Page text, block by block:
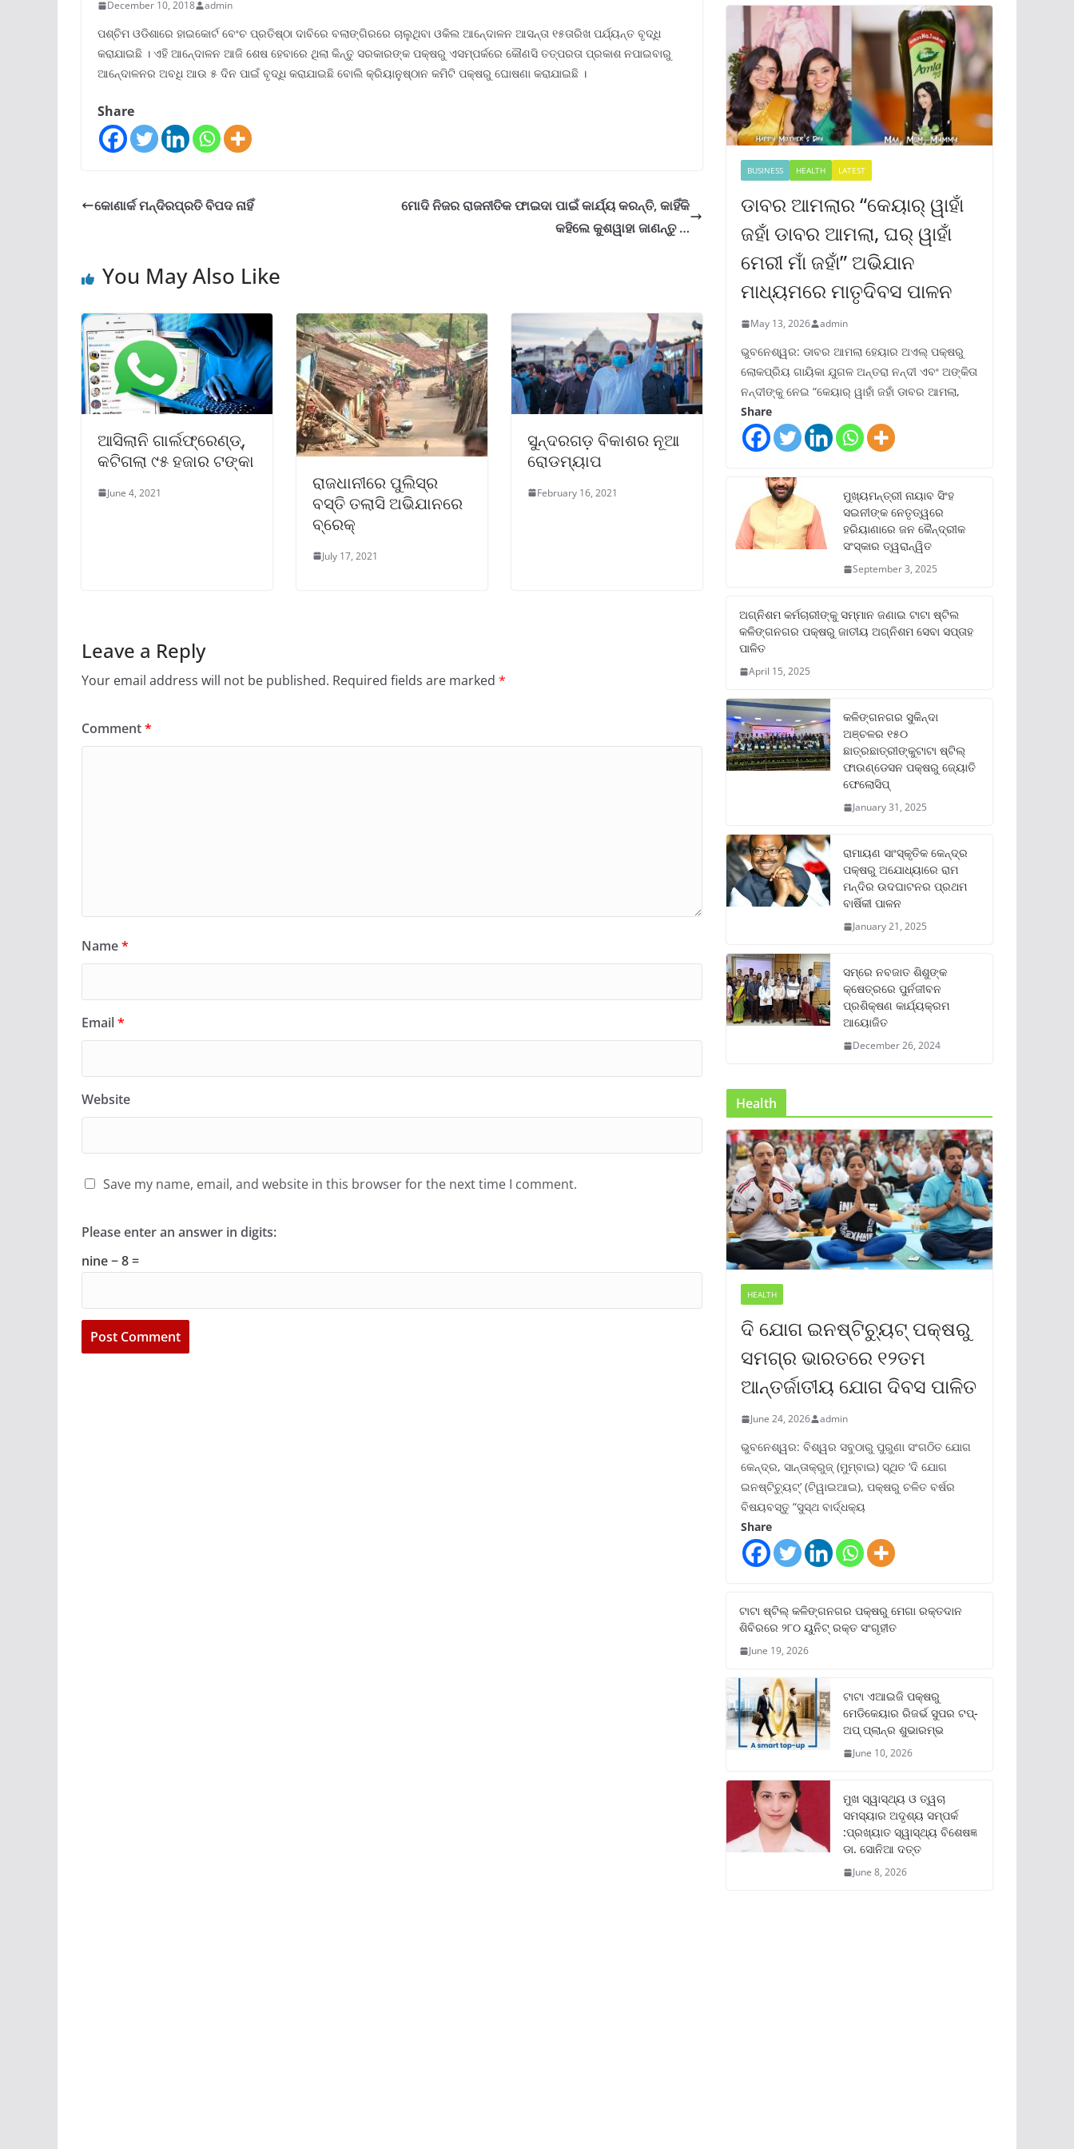
December 10, 2018 admin
ପଶ୍ଚିମ ଓଡିଶାରେ ହାଇକୋର୍ଟ ବେଂଚ ପ୍ରତିଷ୍ଠା ଦାବିରେ ବଲାଙ୍ଗିରରେ ଚାଲୁଥିବା ଓକିଲ ଆନେ୍ଦାଳନ ଆସନ୍ତା ୧୫ତାରିଖ ପର୍ଯ୍ୟନ୍ତ ବୃଦ୍ଧି
କରାଯାଇଛି । ଏହି ଆନେ୍ଦାଳନ ଆଜି ଶେଷ ହେବାରେ ଥିଲା କିନ୍ତୁ ସରକାରଙ୍କ ପକ୍ଷରୁ ଏସମ୍ପର୍କରେ କୌଣସି ତତ୍ପରତା ପ୍ରକାଶ ନପାଇବାରୁ
ଆନେ୍ଦାଳନର ଅବଧି ଆଉ ୫ ଦିନ ପାଇଁ ବୃଦ୍ଧି କରାଯାଇଛି ବୋଲି କ୍ରିୟାନୁଷ୍ଠାନ କମିଟି ପକ୍ଷରୁ ଘୋଷଣା କରାଯାଇଛି ।
Share
କୋଣାର୍କ ମନ୍ଦିରପ୍ରତି ବିପଦ ନାହିଁ
ମୋଦି ନିଜର ରାଜନୀତିକ ଫାଇଦା ପାଇଁ କାର୍ଯ୍ୟ କରନ୍ତି, କାହିଁକି
କହିଲେ କୁଶୱାହା ଜାଣନ୍ତୁ …
You May Also Like
ଆସିଲାନି ଗାର୍ଲଫ୍ରେଣ୍ଡ୍‌,
କଟିଗଲା ୯୫ ହଜାର ଟଙ୍କା
June 4, 2021
ରାଜଧାନୀରେ ପୁଲିସ୍‌ର
ବସ୍ତି ତଲାସି ଅଭିଯାନରେ
ବ୍ରେକ୍‌
July 17, 2021
ସୁନ୍ଦରଗଡ଼ ବିକାଶର ନୂଆ
ରୋଡମ୍ୟାପ
February 16, 2021
Leave a Reply
Your email address will not be published. Required fields are marked *
Comment*
Name*
Email*
Website
Save my name, email, and website in this browser for the next time I comment.
Please enter an answer in digits:
nine − 8 =
BUSINESS HEALTH LATEST
ଡାବର ଆମଲାର “କେୟାର୍ ୱାହାଁ
ଜହାଁ ଡାବର ଆମଲା, ଘର୍ ୱାହାଁ
ମେରୀ ମାଁ ଜହାଁ” ଅଭିଯାନ
ମାଧ୍ୟମରେ ମାତୃଦିବସ ପାଳନ
May 13, 2026 admin
ଭୁବନେଶ୍ୱର: ଡାବର ଆମଲା ହେୟାର ଅଏଲ୍ ପକ୍ଷରୁ
ଲୋକପ୍ରିୟ ଗାୟିକା ଯୁଗଳ ଅନ୍ତରା ନନ୍ଦୀ ଏବଂ ଅଙ୍କିତା
ନନ୍ଦୀଙ୍କୁ ନେଇ “କେୟାର୍ ୱାହାଁ ଜହାଁ ଡାବର ଆମଲା,
Share
ମୁଖ୍ୟମନ୍ତ୍ରୀ ନାୟାବ ସିଂହ
ସଇନୀଙ୍କ ନେତୃତ୍ୱରେ
ହରିୟାଣାରେ ଜନ କୈନ୍ଦ୍ରୀକ
ସଂସ୍କାର ତ୍ୱରାନ୍ୱିତ
September 3, 2025
ଅଗ୍ନିଶମ କର୍ମଚାରୀଙ୍କୁ ସମ୍ମାନ ଜଣାଇ ଟାଟା ଷ୍ଟିଲ
କଳିଙ୍ଗନଗର ପକ୍ଷରୁ ଜାତୀୟ ଅଗ୍ନିଶମ ସେବା ସପ୍ତାହ
ପାଳିତ
April 15, 2025
କଳିଙ୍ଗନଗର ସୁକିନ୍ଦା
ଅଞ୍ଚଳର ୧୫୦
ଛାତ୍ରଛାତ୍ରୀଙ୍କୁଟାଟା ଷ୍ଟିଲ୍
ଫାଉଣ୍ଡେସନ ପକ୍ଷରୁ ଜ୍ୟୋତି
ଫେଲୋସିପ୍‌
January 31, 2025
ରାମାୟଣ ସାଂସ୍କୃତିକ କେନ୍ଦ୍ର
ପକ୍ଷରୁ ଅଯୋଧ୍ୟାରେ ରାମ
ମନ୍ଦିର ଉଦଘାଟନର ପ୍ରଥମ
ବାର୍ଷିକୀ ପାଳନ
January 21, 2025
ସମ୍‌ରେ ନବଜାତ ଶିଶୁଙ୍କ
କ୍ଷେତ୍ରରେ ପୁର୍ନଜୀବନ
ପ୍ରଶିକ୍ଷଣ କାର୍ଯ୍ୟକ୍ରମ
ଆୟୋଜିତ
December 26, 2024
Health
HEALTH
ଦି ଯୋଗ ଇନଷ୍ଟିଚ୍ୟୁଟ୍ ପକ୍ଷରୁ
ସମଗ୍ର ଭାରତରେ ୧୨ତମ
ଆନ୍ତର୍ଜାତୀୟ ଯୋଗ ଦିବସ ପାଳିତ
June 24, 2026 admin
ଭୁବନେଶ୍ୱର: ବିଶ୍ୱର ସବୁଠାରୁ ପୁରୁଣା ସଂଗଠିତ ଯୋଗ
କେନ୍ଦ୍ର, ସାନ୍ତାକ୍ରୁଜ୍ (ମୁମ୍ବାଇ) ସ୍ଥିତ ‘ଦି ଯୋଗ
ଇନଷ୍ଟିଚ୍ୟୁଟ୍‌’ (ଟିୱାଇଆଇ), ପକ୍ଷରୁ ଚଳିତ ବର୍ଷର
ବିଷୟବସ୍ତୁ “ସୁସ୍ଥ ବାର୍ଦ୍ଧକ୍ୟ
Share
ଟାଟା ଷ୍ଟିଲ୍‌ କଳିଙ୍ଗନଗର ପକ୍ଷରୁ ମେଗା ରକ୍ତଦାନ
ଶିବିରରେ ୨୮୦ ୟୁନିଟ୍‌ ରକ୍ତ ସଂଗୃହୀତ
June 19, 2026
ଟାଟା ଏଆଇଜି ପକ୍ଷରୁ
ମେଡିକେୟାର ରିଜର୍ଭ ସୁପର ଟପ୍‌-
ଅପ୍ ପ୍ଲାନ୍‌ର ଶୁଭାରମ୍ଭ
June 10, 2026
ମୁଖ ସ୍ୱାସ୍ଥ୍ୟ ଓ ତ୍ୱଚା
ସମସ୍ୟାର ଅଦୃଶ୍ୟ ସମ୍ପର୍କ
:ପ୍ରଖ୍ୟାତ ସ୍ୱାସ୍ଥ୍ୟ ବିଶେଷଜ୍ଞ
ଡା. ସୋନିଆ ଦତ୍ତ
June 8, 2026